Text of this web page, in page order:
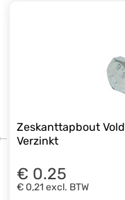
Zeskanttapbout
Verzinkt
€ 0.25
€ 0,21 excl. BTW